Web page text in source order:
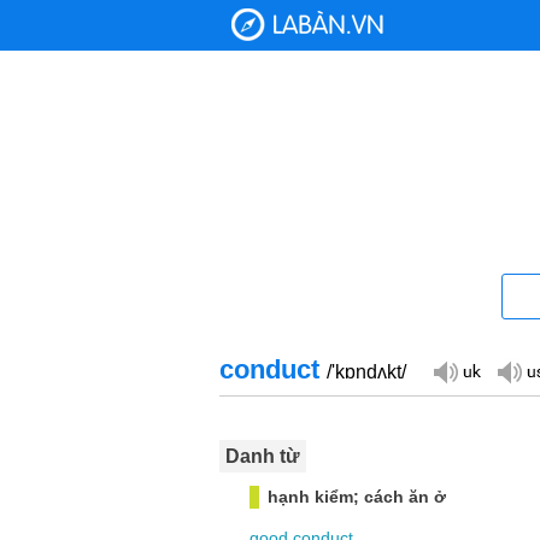
conduct /'kɒndʌkt/
Danh từ
hạnh kiểm; cách ăn ở